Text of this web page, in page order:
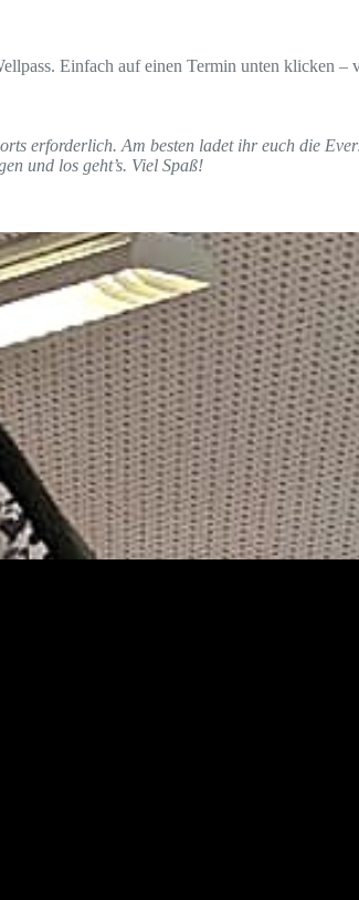
Einfach auf einen Termin unten klicken
erforderlich. Am besten ladet ihr euch die
und los geht’s. Viel Spaß!